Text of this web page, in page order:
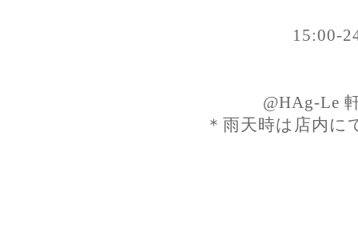
15:00-
@HAg-Le
＊雨天時は店内に